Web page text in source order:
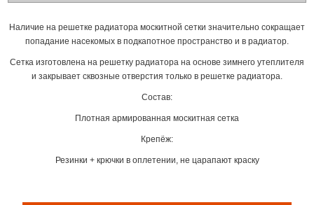
Наличие на решетке радиатора москитной сетки значительно сокращает
попадание насекомых в подкапотное пространство и в радиатор.
Сетка изготовлена на решетку радиатора на основе зимнего утеплителя
и закрывает сквозные отверстия только в решетке радиатора.
Состав:
Плотная армированная москитная сетка
Крепёж:
Резинки + крючки в оплетении, не царапают краску